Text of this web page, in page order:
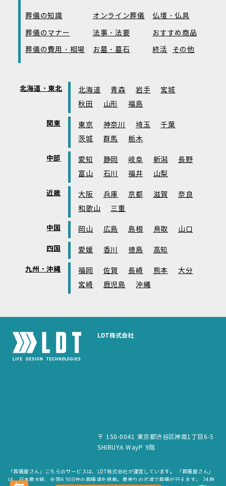
葬儀の知識 オンライン葬儀
仏壇・仏具
葬儀のマナー
法事・法要
おすすめ商品
葬儀の費用・相場
お墓・墓石 終活 その他
北海道・東北 北海道 青森 岩手
宮城
秋田
山形 福島
関東 東京 神奈川 埼玉
千葉
茨城
群馬 栃木
中部 愛知 静岡 岐阜 新潟
長野
富山
石川 福井 山梨
近畿 大阪 兵庫 京都 滋賀
奈良
和歌山
三重
中国 岡山 広島 島根 鳥取 山口
四国 愛媛 香川 徳島 高知
九州・沖縄 福岡 佐賀 長崎 熊本
大分
宮崎
鹿児島 沖縄
LDT株式会社
〒 150-0041 東京都渋谷区神南1丁目6-5
SHIBUYA WayP 9階
「葬儀屋さん」こちらのサービスは、LDT株式会社が運営しています。 「葬儀屋さん」
は、日本最大級、全国6,500件の葬儀場を掲載。最寄りの式場で葬儀が行えます。 24時